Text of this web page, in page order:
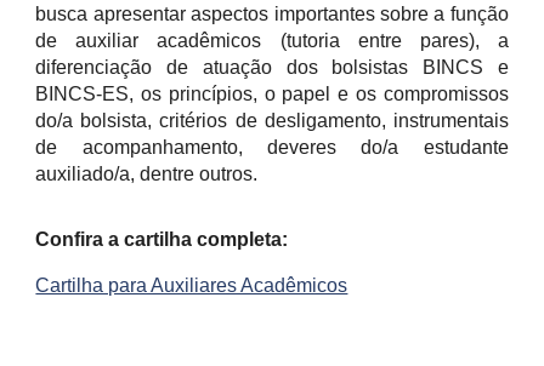
busca apresentar aspectos importantes sobre a função
de auxiliar acadêmicos (tutoria entre pares), a
diferenciação de atuação dos bolsistas BINCS e
BINCS-ES, os princípios, o papel e os compromissos
do/a bolsista, critérios de desligamento, instrumentais
de acompanhamento, deveres do/a estudante
auxiliado/a, dentre outros.
Confira a cartilha completa:
Cartilha para Auxiliares Acadêmicos